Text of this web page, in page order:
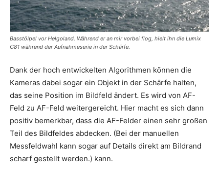
Basstölpel vor Helgoland. Während er an mir vorbei flog, hielt ihn die Lumix
G81 während der Aufnahmeserie in der Schärfe.
Dank der hoch entwickelten Algorithmen können die
Kameras dabei sogar ein Objekt in der Schärfe halten,
das seine Position im Bildfeld ändert. Es wird von AF-
Feld zu AF-Feld weitergereicht. Hier macht es sich dann
positiv bemerkbar, dass die AF-Felder einen sehr großen
Teil des Bildfeldes abdecken. (Bei der manuellen
Messfeldwahl kann sogar auf Details direkt am Bildrand
scharf gestellt werden.) kann.